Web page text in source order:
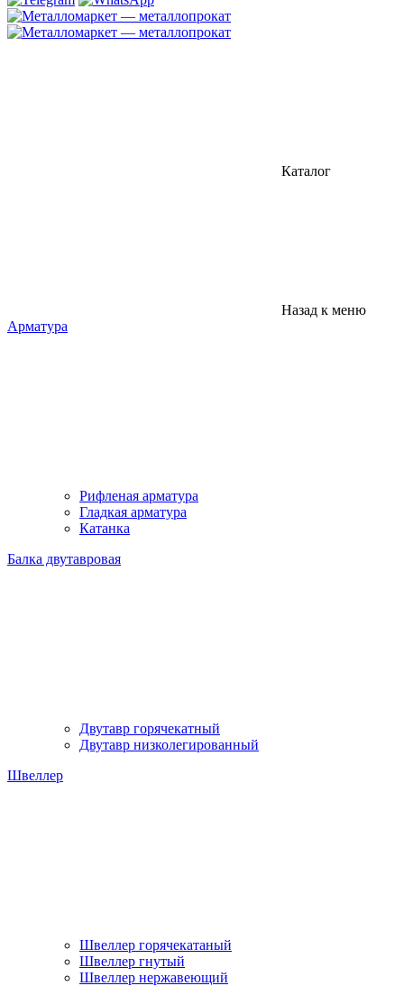
Каталог
Назад к меню
Арматура
Рифленая арматура
Гладкая арматура
Катанка
Балка двутавровая
Двутавр горячекатный
Двутавр низколегированный
Швеллер
Швеллер горячекатаный
Швеллер гнутый
Швеллер нержавеющий